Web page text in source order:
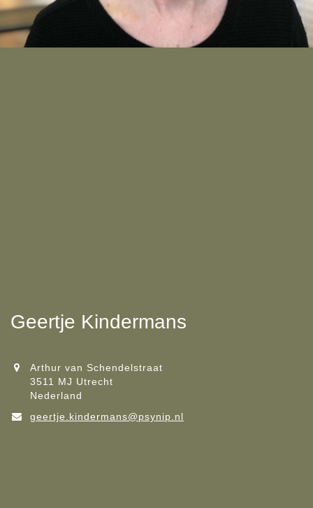
Geertje Kindermans
Arthur van Schendelstraat
3511 MJ Utrecht
Nederland
geertje.kindermans@psynip.nl